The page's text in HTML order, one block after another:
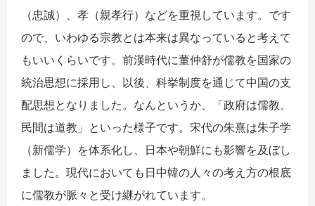
（忠誠）、孝（親孝行）などを重視しています。です
ので、いわゆる宗教とは本来は異なっていると考えて
もいいくらいです。前漢時代に董仲舒が儒教を国家の
統治思想に採用し、以後、科挙制度を通じて中国の支
配思想となりました。なんというか、「政府は儒教、
民間は道教」といった様子です。宋代の朱熹は朱子学
（新儒学）を体系化し、日本や朝鮮にも影響を及ぼし
ました。現代においても日中韓の人々の考え方の根底
に儒教が脈々と受け継がれています。